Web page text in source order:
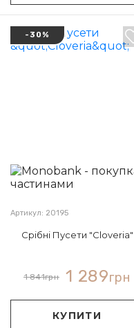
-30%
Артикул: 20195
Срібні Пусети "Cloveria"
1 841грн 1 289грн
КУПИТИ